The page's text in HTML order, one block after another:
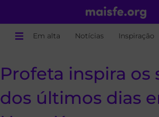
Em alta Notícias Inspiração
Profeta inspira os
dos últimos dias